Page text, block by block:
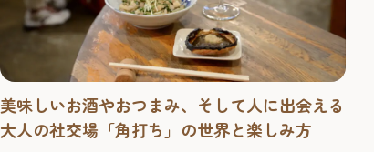
美味しいお酒やおつまみ、そして人に出会える
大人の社交場「角打ち」の世界と楽しみ方